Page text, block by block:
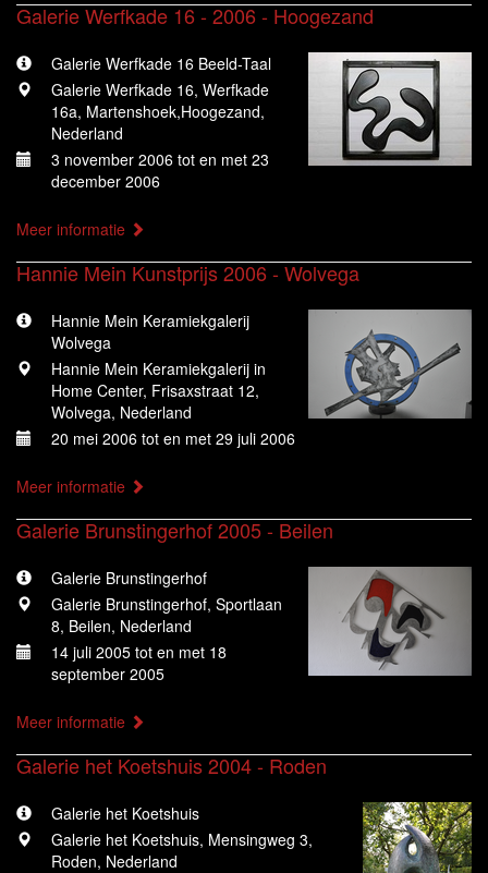
Galerie Werfkade 16 - 2006 - Hoogezand
Galerie Werfkade 16 Beeld-Taal
Galerie Werfkade 16, Werfkade
16a, Martenshoek,Hoogezand,
Nederland
3 november 2006 tot en met 23
december 2006
Meer informatie
Hannie Mein Kunstprijs 2006 - Wolvega
Hannie Mein Keramiekgalerij
Wolvega
Hannie Mein Keramiekgalerij in
Home Center, Frisaxstraat 12,
Wolvega, Nederland
20 mei 2006 tot en met 29 juli 2006
Meer informatie
Galerie Brunstingerhof 2005 - Beilen
Galerie Brunstingerhof
Galerie Brunstingerhof, Sportlaan
8, Beilen, Nederland
14 juli 2005 tot en met 18
september 2005
Meer informatie
Galerie het Koetshuis 2004 - Roden
Galerie het Koetshuis
Galerie het Koetshuis, Mensingweg 3,
Roden, Nederland